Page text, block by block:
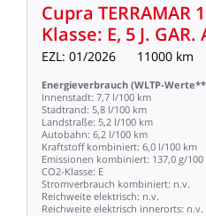
Cupra TERRAMAR
Klasse: E, 5 J. GAR.
EZL: 01/2026 11000 km
Energieverbrauch (WLTP-
Innenstadt: 7,7 l/100 km
Stadtrand: 5,8 l/100 km
Landstraße: 5,2 l/100 km
Autobahn: 6,2 l/100 km
Kraftstoff kombiniert: 6,0 l/100 km
Emissionen kombiniert: 137,0 g/100
CO2-Klasse: E
Stromverbrauch kombiniert: n.v.
Reichweite elektrisch: n.v.
Reichweite elektrisch innerorts: n.v.